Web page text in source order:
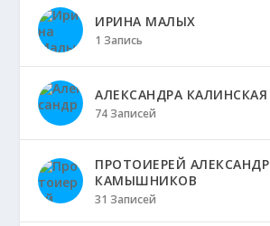
ИРИНА МАЛЫХ
1 Запись
АЛЕКСАНДРА КАЛИНСКАЯ
74 Записей
ПРОТОИЕРЕЙ АЛЕКСАНДР
КАМЫШНИКОВ
31 Записей